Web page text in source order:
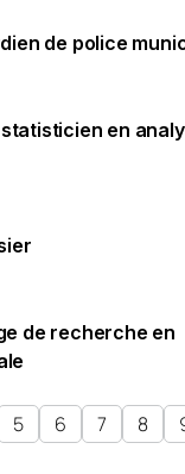
de police
en
de recherche en
5 6 7 8